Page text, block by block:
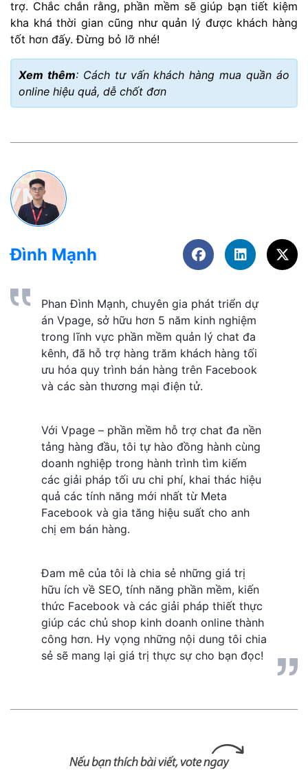
trợ. Chắc chắn rằng, phần mềm sẽ giúp bạn tiết kiệm
kha khá thời gian cũng như quản lý được khách hàng
tốt hơn đấy. Đừng bỏ lỡ nhé!
Xem thêm: Cách tư vấn khách hàng mua quần áo
online hiệu quả, dễ chốt đơn
Đình Mạnh
Phan Đình Mạnh, chuyên gia phát triển dự
án Vpage, sở hữu hơn 5 năm kinh nghiệm
trong lĩnh vực phần mềm quản lý chat đa
kênh, đã hỗ trợ hàng trăm khách hàng tối
ưu hóa quy trình bán hàng trên Facebook
và các sàn thương mại điện tử.
Với Vpage – phần mềm hỗ trợ chat đa nền
tảng hàng đầu, tôi tự hào đồng hành cùng
doanh nghiệp trong hành trình tìm kiếm
các giải pháp tối ưu chi phí, khai thác hiệu
quả các tính năng mới nhất từ Meta
Facebook và gia tăng hiệu suất cho anh
chị em bán hàng.
Đam mê của tôi là chia sẻ những giá trị
hữu ích về SEO, tính năng phần mềm, kiến
thức Facebook và các giải pháp thiết thực
giúp các chủ shop kinh doanh online thành
công hơn. Hy vọng những nội dung tôi chia
sẻ sẽ mang lại giá trị thực sự cho bạn đọc!